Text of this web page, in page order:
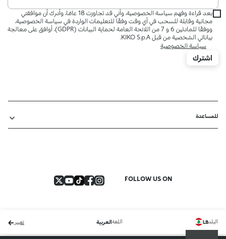
بعد قراءة وفهم سياسة الخصوصية، وأني قد تجاوزت 18 عامًا، وأدرك أن موافقتي
مجانية وقابلة للسحب في أي وقت وفقًا للتعليمات الواردة في سياسة الخصوصية،
ووفقًا للمادتين 6 و 7 من اللائحة العامة لحماية البيانات (GDPR)، أوافق على معالجة
بياناتي الشخصية من قبل KIKO S.p.A.
سياسة الخصوصية
اشترك
للمساعدة
FOLLOW US ON
البلدLB اللغةالعربية تغيير